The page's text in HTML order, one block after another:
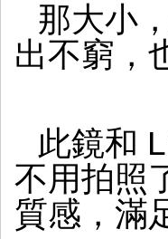
那大小
出不窮，
此鏡和
不用拍照
質感，滿